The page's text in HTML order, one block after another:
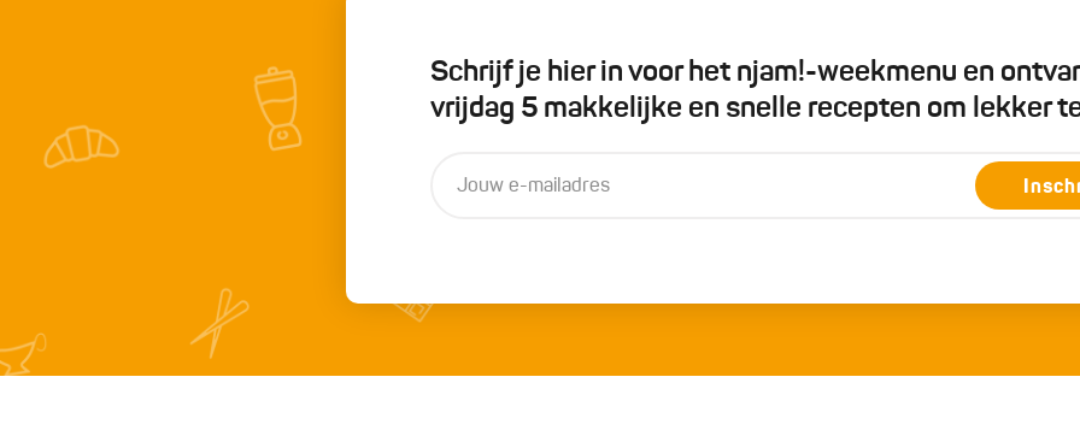
Schrijf je hier in voor het njam!-weekmenu en
vrijdag 5 makkelijke en snelle recepten om lekker